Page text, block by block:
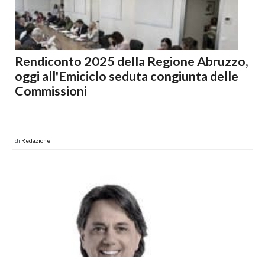
Rendiconto 2025 della Regione Abruzzo,
oggi all'Emiciclo seduta congiunta delle
Commissioni
di Redazione